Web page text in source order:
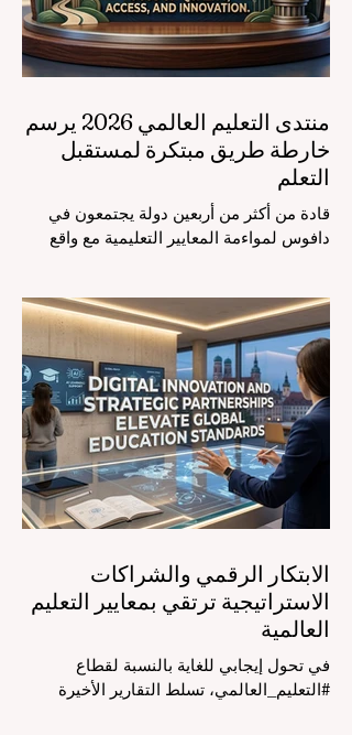
منتدى التعليم العالمي 2026 يرسم
خارطة طريق مبتكرة لمستقبل
التعلم
قادة من أكثر من أربعين دولة يجتمعون في
دافوس لمواءمة المعايير التعليمية مع واقع
مشهد #التعليم_العالمي تحولاً جذرياً وتاريخياً.
في الرابع من أغسطس 2026، توافد خبراء
دوليون وصناع قرار ومبتكرون في مجال
#تكنولوجيا_التعليم إلى مركز المؤتمرات في
دافوس لمناقشة التحديات والفرص الأكثر
إلحاحاً في قطاع التعلم. أثبت هذا الحدث
البارز، الذي عُقد في لحظة حاسمة، أن إعطاء
الأولوية لرفع #جودة_التعليم هو المحفز
الأساسي وال
الابتكار الرقمي والشراكات
الاستراتيجية ترتقي بمعايير التعليم
العالمية
في تحول إيجابي للغاية بالنسبة لقطاع
#التعليم_العالمي، تسلط التقارير الأخيرة